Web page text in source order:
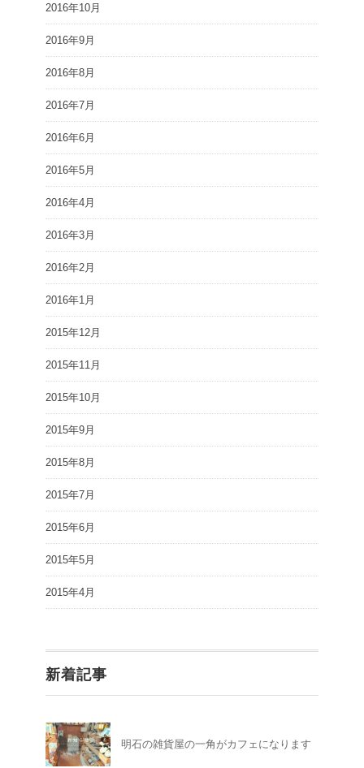
2016年10月
2016年9月
2016年8月
2016年7月
2016年6月
2016年5月
2016年4月
2016年3月
2016年2月
2016年1月
2015年12月
2015年11月
2015年10月
2015年9月
2015年8月
2015年7月
2015年6月
2015年5月
2015年4月
新着記事
明石の雑貨屋の一角がカフェになります